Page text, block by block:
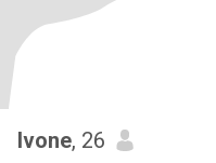
Ivone, 26